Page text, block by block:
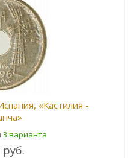
«Кастилия -
3 варианта
руб.